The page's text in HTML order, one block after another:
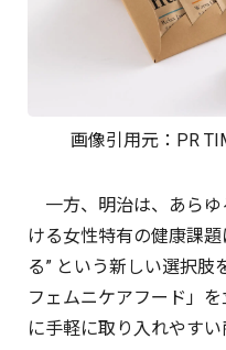
画像引用元： PR
一方、明治は、あらゆ
ける女性特有の健康課
る” という新しい選択
フェムニケアフード」
に手軽に取り入れやす